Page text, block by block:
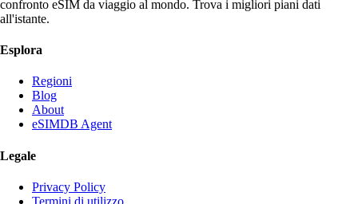
confronto eSIM da viaggio al mondo. Trova i migliori piani dati
all'istante.
Esplora
Regioni
Blog
About
eSIMDB Agent
Legale
Privacy Policy
Termini di utilizzo